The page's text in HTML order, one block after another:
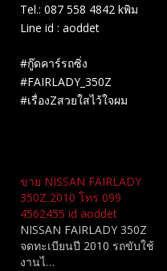
Tel.: 087 558 4842 kพิม
Line id : aoddet
#กู๊ดคาร์รถซิ่ง
#FAIRLADY_350Z
#เรื่องZสวยใสไว้ใจผม
ขาย NISSAN FAIRLADY
350Z 2010 โทร 099
4562455 id aoddet
NISSAN FAIRLADY 350Z
จดทะเบียนปี 2010 รถขับใช้
งานไ…